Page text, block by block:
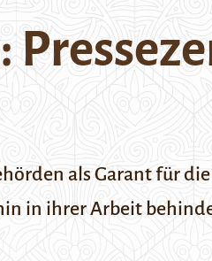
als Garant für
in ihrer Arbeit